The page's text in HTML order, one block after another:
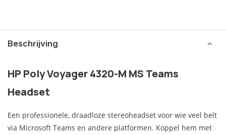
Beschrijving
HP Poly Voyager 4320-M MS Teams
Headset
Een professionele, draadloze stereoheadset voor wie veel belt
via Microsoft Teams en andere platformen. Koppel hem met